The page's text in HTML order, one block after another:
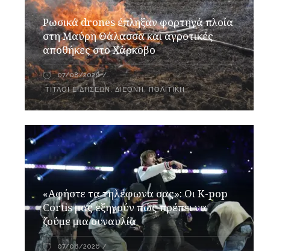
Ρωσικά drones έπληξαν φορτηγά πλοία
στη Μαύρη Θάλασσα και αγροτικές
αποθήκες στο Χάρκοβο
07/08/2026
ΤΊΤΛΟΙ ΕΙΔΉΣΕΩΝ,ΔΙΕΘΝΉ,ΠΟΛΙΤΙΚΉ
«Αφήστε τα τηλέφωνα σας»: Οι K-pop
Cortis μας εξηγούν πώς πρέπει να
ζούμε μια συναυλία
07/08/2026